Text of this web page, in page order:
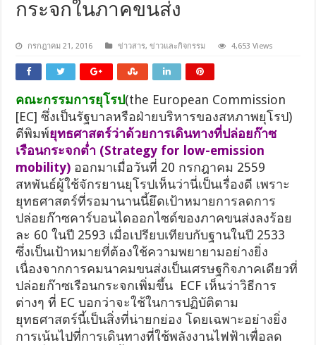
กระจกในภาคขนส่ง
กรกฎาคม 21, 2016 ข่าวสาร,ข่าวและกิจกรรม 4,653 Views
คณะกรรมการยุโรป(the European Commission
[EC] ซึ่งเป็นรัฐบาลหรือฝ่ายบริหารของสหภาพยุโรป)
ตีพิมพ์ยุทธศาสตร์ว่าด้วยการเดินทางที่ปล่อยก๊าซ
เรือนกระจกต่ำ (Strategy for low-emission
mobility) ออกมาเมื่อวันที่ 20 กรกฎาคม 2559
สหพันธ์ผู้ใช้จักรยานยุโรปเห็นว่านี่เป็นเรื่องดี เพราะ
ยุทธศาสตร์ที่รอมานานนี้ยึดเป้าหมายการลดการ
ปล่อยก๊าซคาร์บอนไดออกไซด์ของภาคขนส่งลงร้อย
ละ 60 ในปี 2593 เมื่อเปรียบเทียบกับฐานในปี 2533
ซึ่งเป็นเป้าหมายที่ต้องใช้ความพยายามอย่างยิ่ง
เนื่องจากการคมนาคมขนส่งเป็นเศรษฐกิจภาคเดียวที่
ปล่อยก๊าซเรือนกระจกเพิ่มขึ้น ECF เห็นว่าวิธีการ
ต่างๆ ที่ EC บอกว่าจะใช้ในการปฏิบัติตาม
ยุทธศาสตร์นี้เป็นสิ่งที่น่ายกย่อง โดยเฉพาะอย่างยิ่ง
การเน้นไปที่การเดินทางที่ใช้พลังงานไฟฟ้าเพื่อลด